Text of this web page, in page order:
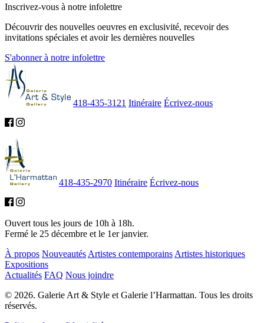
Inscrivez-vous à notre infolettre
Découvrir des nouvelles oeuvres en exclusivité, recevoir des
invitations spéciales et avoir les dernières nouvelles
S'abonner à notre infolettre
418-435-3121 Itinéraire Écrivez-nous
418-435-2970 Itinéraire Écrivez-nous
Ouvert tous les jours de 10h à 18h.
Fermé le 25 décembre et le 1er janvier.
À propos Nouveautés Artistes contemporains Artistes historiques
Expositions
Actualités FAQ Nous joindre
© 2026. Galerie Art & Style et Galerie l’Harmattan. Tous les droits
réservés.